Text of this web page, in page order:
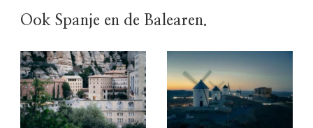
Ook Spanje en de Balearen.